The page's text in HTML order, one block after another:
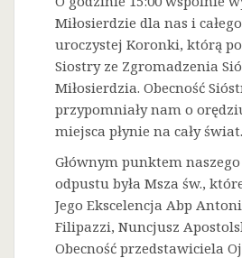
Miłosierdzie dla nas i
uroczystej Koronki, którą
Siostry ze Zgromadzenia
Miłosierdzia. Obecność
przypomniały nam o
miejsca płynie na cały świat.
Głównym punktem
odpustu była Msza św.,
Jego Ekscelencja Abp
Filipazzi, Nuncjusz
Obecność przedstawiciela